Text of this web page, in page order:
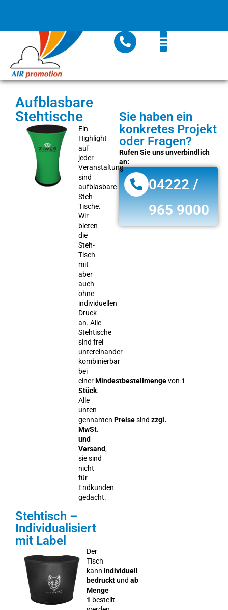
Sie haben ein
konkretes Projekt
oder Fragen?
Rufen Sie uns unverbindlich
an:
04222 /
965 9000
Aufblasbare
Stehtische
Ein
Highlight
auf
jeder
Veranstaltung
sind
aufblasbare
Steh-
Tische.
Wir
bieten
die
Steh-
Tisch
mit
aber
auch
ohne
individuellen
Druck
an. Alle
Stehtische
sind frei
untereinander
kombinierbar
bei
einerMindestbestellmengevon 1
Stück.
Alle
unten
gennanten Preisesind zzgl.
MwSt.
und
Versand,
sie sind
nicht
für
Endkunden
gedacht.
Stehtisch –
Individualisiert
mit Label
Der
Tisch
kann individuell
bedrucktund ab
Menge
1 bestellt